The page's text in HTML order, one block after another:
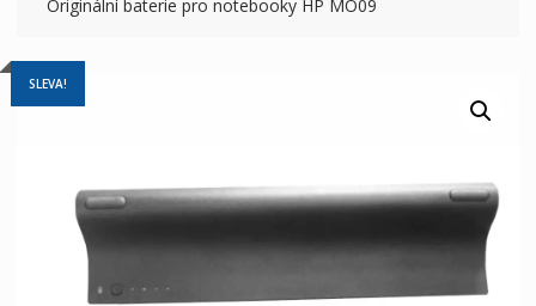
Originální baterie pro notebooky HP MO09
SLEVA!